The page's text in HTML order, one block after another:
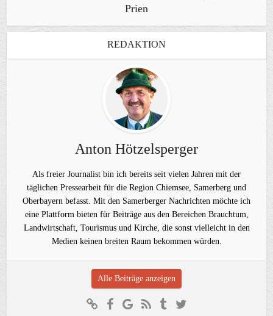
Prien
REDAKTION
Anton Hötzelsperger
Als freier Journalist bin ich bereits seit vielen Jahren mit der
täglichen Pressearbeit für die Region Chiemsee, Samerberg und
Oberbayern befasst. Mit den Samerberger Nachrichten möchte ich
eine Plattform bieten für Beiträge aus den Bereichen Brauchtum,
Landwirtschaft, Tourismus und Kirche, die sonst vielleicht in den
Medien keinen breiten Raum bekommen würden.
Alle Beiträge anzeigen